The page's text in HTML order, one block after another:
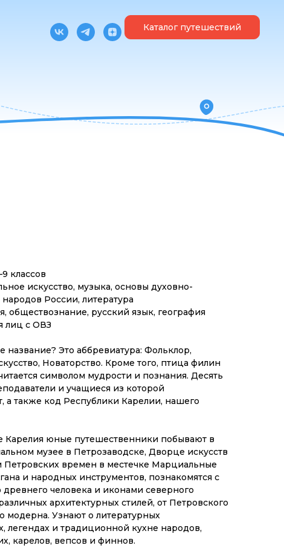
Каталог путешествий
классов
искусство, музыка, основы духовно-
России, литература
обществознание, русский язык, география
лиц с ОВЗ
название? Это аббревиатура: Фольклор,
Новаторство. Кроме того, птица филин
символом мудрости и познания. Десять
и учащиеся из которой
а также код Республики Карелии, нашего
Карелия юные путешественники побывают в
музее в Петрозаводске, Дворце искусств
Петровских времен в местечке Марциальные
и народных инструментов, познакомятся с
человека и иконами северного
архитектурных стилей, от Петровского
модерна. Узнают о литературных
легендах и традиционной кухне народов,
карелов, вепсов и финнов.